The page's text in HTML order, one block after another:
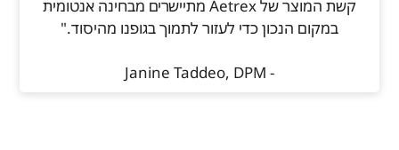
קשת המוצר של Aetrex מתיישרים מבחינה אנטומית
במקום הנכון כדי לעזור לתמוך בגופנו מהיסוד."
- Janine Taddeo, DPM